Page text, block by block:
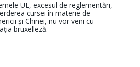
UE, excesul de reglementări,
cursei în materie de
și Chinei, nu vor veni cu
bruxelleză.